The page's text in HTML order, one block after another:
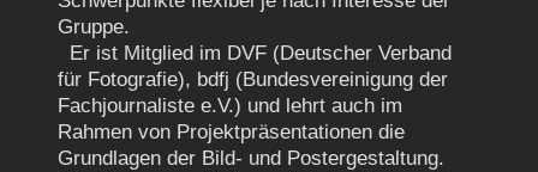
Gruppe.
Er ist Mitglied im DVF (Deutscher Verband
für Fotografie), bdfj (Bundesvereinigung der
Fachjournaliste e.V.) und lehrt auch im
Rahmen von Projektpräsentationen die
Grundlagen der Bild- und Postergestaltung.